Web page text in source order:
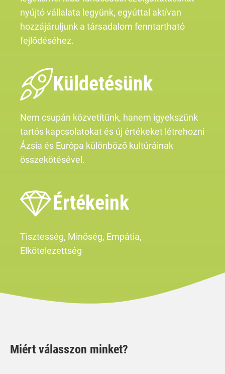
nyújtó vállalata legyünk, egyúttal aktívan
hozzájáruljunk a társadalom fenntartható
fejlődéséhez.
Küldetésünk
Nem csupán közvetítünk, hanem igyekszünk
tartós kapcsolatokat és új értékeket létrehozni
Ázsia és Európa különböző kultúráinak
összekötésével.
Értékeink
Tisztesség, Minőség, Empátia,
Elkötelezettség
Miért válasszon minket?